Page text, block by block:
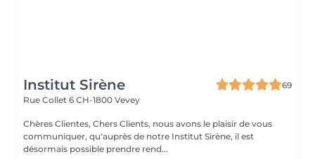
Institut Sirène
69
Rue Collet 6 CH-1800 Vevey
Chères Clientes, Chers Clients, nous avons le plaisir de vous
communiquer, qu'auprès de notre Institut Sirène, il est
désormais possible prendre rend...